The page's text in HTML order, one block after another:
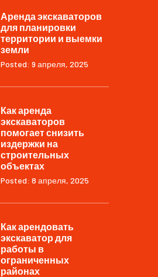
Аренда экскаваторов
для планировки
территории и выемки
земли
Posted: 9 апреля, 2025
Как аренда
экскаваторов
помогает снизить
издержки на
строительных
объектах
Posted: 8 апреля, 2025
Как арендовать
экскаватор для
работы в
ограниченных
районах